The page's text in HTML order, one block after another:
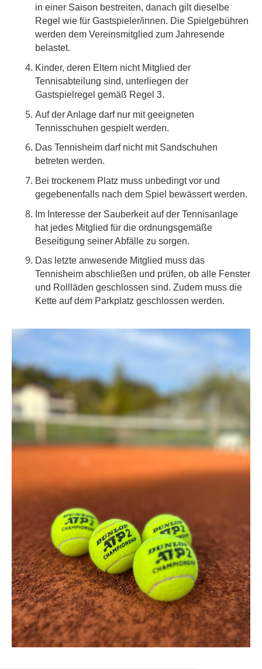
in einer Saison bestreiten, danach gilt dieselbe
Regel wie für Gastspieler/innen. Die Spielgebühren
werden dem Vereinsmitglied zum Jahresende
belastet.
Kinder, deren Eltern nicht Mitglied der
Tennisabteilung sind, unterliegen der
Gastspielregel gemäß Regel 3.
Auf der Anlage darf nur mit geeigneten
Tennisschuhen gespielt werden.
Das Tennisheim darf nicht mit Sandschuhen
betreten werden.
Bei trockenem Platz muss unbedingt vor und
gegebenenfalls nach dem Spiel bewässert werden.
Im Interesse der Sauberkeit auf der Tennisanlage
hat jedes Mitglied für die ordnungsgemäße
Beseitigung seiner Abfälle zu sorgen.
Das letzte anwesende Mitglied muss das
Tennisheim abschließen und prüfen, ob alle Fenster
und Rollläden geschlossen sind. Zudem muss die
Kette auf dem Parkplatz geschlossen werden.